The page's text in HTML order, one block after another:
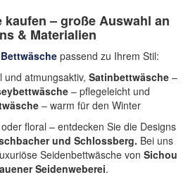
– große Auswahl an
& Materialien
Bettwäsche passend zu Ihrem Stil:
atmungsaktiv, Satinbettwäsche–
– pflegeleicht und
– warm für den Winter
floral – entdecken Sie die Designs
und Schlossberg. Bei uns
Seidenbettwäsche von Sichou
Seidenweberei.